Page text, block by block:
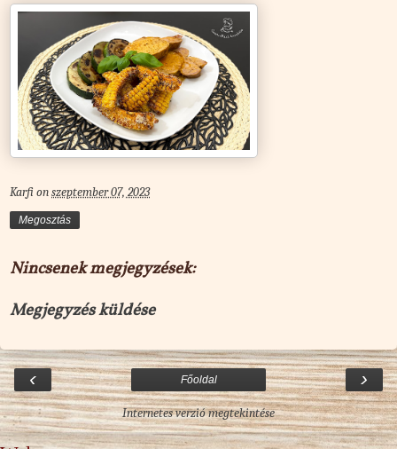
Karfi onszeptember 07, 2023
Megosztás
Nincsenek megjegyzések:
Megjegyzés küldése
‹ ›
Főoldal
Internetes verzió megtekintése